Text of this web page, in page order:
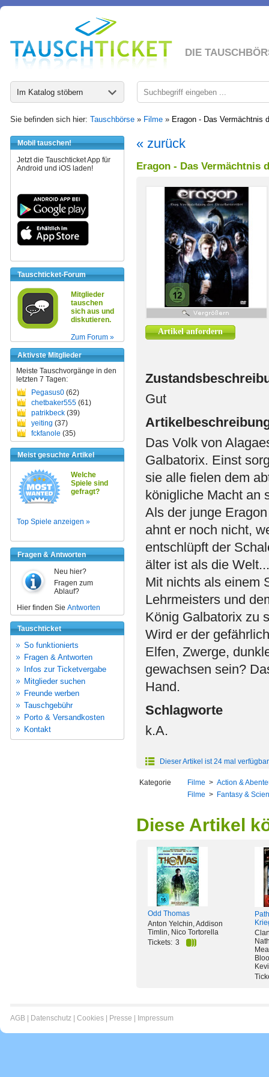
DIE
Im Katalog stöbern
Sie befinden sich hier: Tauschbörse » Filme » Eragon - Das Vermächtnis
Mobil tauschen!
Jetzt die Tauschticket App für
Android und iOS laden!
Tauschticket-Forum
Mitglieder
tauschen
sich aus und
diskutieren.
Zum Forum »
Aktivste Mitglieder
Meiste Tauschvorgänge in den
letzten 7 Tagen:
Pegasus0 (62)
chetbaker555 (61)
patrikbeck (39)
yeiting (37)
fckfanole (35)
Meist gesuchte Artikel
Welche
Spiele sind
gefragt?
Top Spiele anzeigen »
Fragen & Antworten
Neu hier?
Fragen zum
Ablauf?
Hier finden Sie Antworten
Tauschticket
So funktionierts
Fragen & Antworten
Infos zur Ticketvergabe
Mitglieder suchen
Freunde werben
Tauschgebühr
Porto & Versandkosten
Kontakt
« zurück
Eragon - Das Vermächtnis
Artikel anfordern
Gut
Das Volk von
Galbatorix. Einst
sie alle fielen dem
königliche Macht an
Als der junge
ahnt er noch nicht,
entschlüpft der
älter ist als die Welt...
Mit nichts als einem
Lehrmeisters und
König Galbatorix zu
Wird er der
Elfen, Zwerge,
gewachsen sein?
Hand.
Schlagworte
k.A.
Dieser Artikel ist 24 mal verfügbar
Kategorie Filme > Action &
Filme > Fantasy &
Diese Artikel
Odd Thomas
Anton Yelchin, Addison
Timlin, Nico Tortorella
Tickets: 3
AGB Datenschutz Cookies Presse Impressum